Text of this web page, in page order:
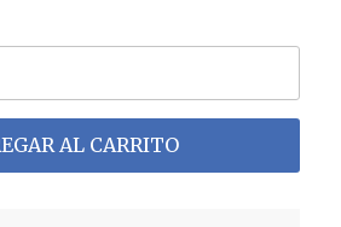
AL CARRITO